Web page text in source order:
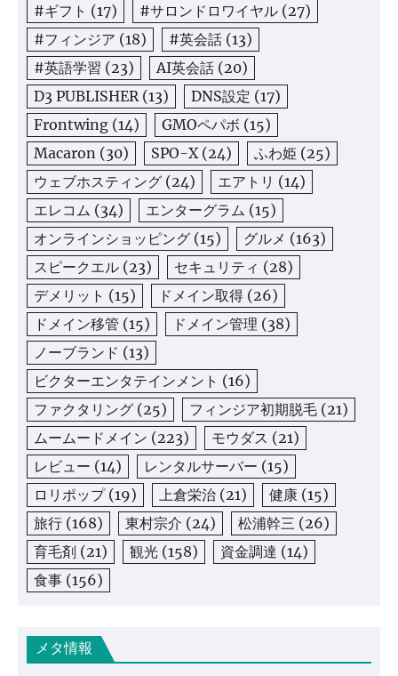
#ギフト (17) #サロンドロワイヤル (27)
#フィンジア (18) #英会話 (13)
#英語学習 (23) AI英会話 (20)
D3 PUBLISHER (13) DNS設定 (17)
Frontwing (14) GMOペパボ (15)
Macaron (30) SPO-X (24) ふわ姫 (25)
ウェブホスティング (24) エアトリ (14)
エレコム (34) エンターグラム (15)
オンラインショッピング (15) グルメ (163)
スピークエル (23) セキュリティ (28)
デメリット (15) ドメイン取得 (26)
ドメイン移管 (15) ドメイン管理 (38)
ノーブランド (13)
ビクターエンタテインメント (16)
ファクタリング (25) フィンジア初期脱毛 (21)
ムームードメイン (223) モウダス (21)
レビュー (14) レンタルサーバー (15)
ロリポップ(19) 上倉栄治 (21) 健康 (15)
旅行 (168) 東村宗介 (24) 松浦幹三 (26)
育毛剤 (21) 観光 (158) 資金調達 (14)
食事 (156)
メタ情報